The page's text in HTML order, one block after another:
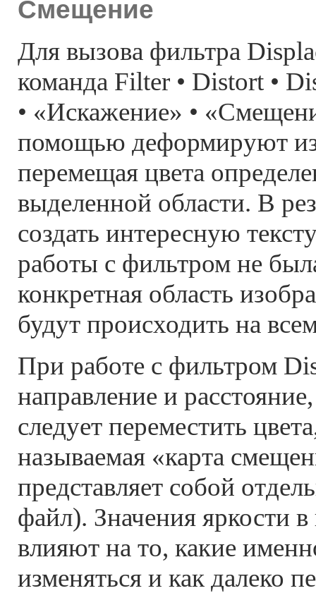
Смещение
Для вызова фильтра
команда Filter • Distort •
• «Искажение» •
помощью деформируют
перемещая цвета
выделенной области. В
создать интересную
работы с фильтром не
конкретная область
будут происходить на
При работе с фильтром
направление и
следует переместить
называемая «карта
представляет собой
файл). Значения яркости
влияют на то, какие
изменяться и как далеко